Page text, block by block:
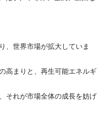
、世界市場が拡大していま
高まりと、再生可能エネルギ
それが市場全体の成長を妨げ